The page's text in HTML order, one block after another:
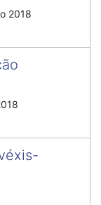
2018